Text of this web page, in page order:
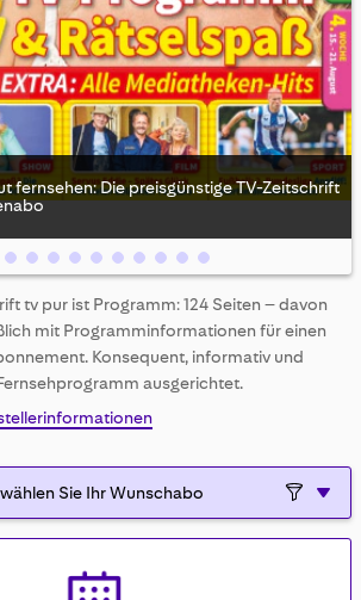
fernsehen: Die preisgünstige TV-Zeitschrift
tv pur ist Programm: 124 Seiten – davon
mit Programminformationen für einen
Konsequent, informativ und
ausgerichtet.